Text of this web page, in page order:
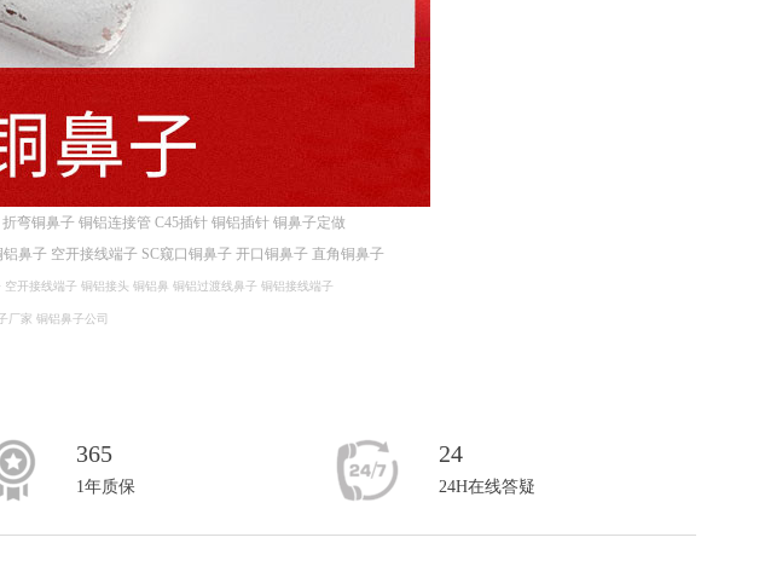
折弯铜鼻子 铜铝连接管 C45插针 铜铝插针 铜鼻子定做
铝鼻子 空开接线端子 SC窥口铜鼻子 开口铜鼻子 直角铜鼻子
空开接线端子 铜铝接头 铜铝鼻 铜铝过渡线鼻子 铜铝接线端子
厂家 铜铝鼻子公司
365
1年质保
24
24H在线答疑